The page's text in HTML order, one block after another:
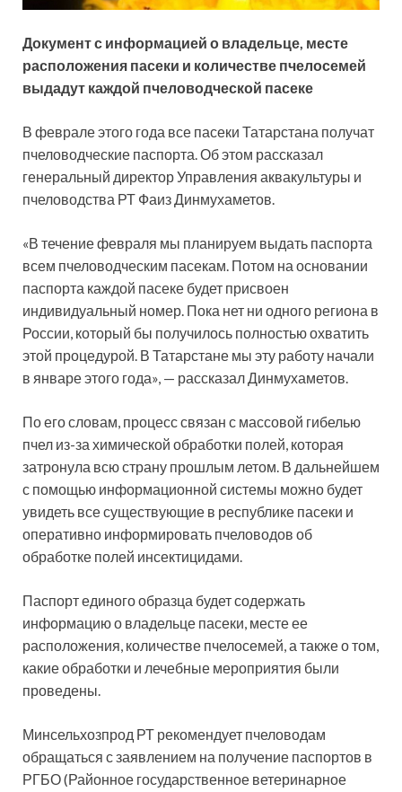
Документ с информацией о владельце, месте
расположения пасеки и количестве пчелосемей
выдадут каждой пчеловодческой пасеке
В феврале этого года все пасеки Татарстана получат
пчеловодческие паспорта. Об этом рассказал
генеральный директор Управления аквакультуры и
пчеловодства РТ Фаиз Динмухаметов.
«В течение февраля мы планируем выдать паспорта
всем пчеловодческим пасекам. Потом на основании
паспорта каждой пасеке будет присвоен
индивидуальный номер. Пока нет ни одного региона в
России, который бы получилось полностью охватить
этой процедурой. В Татарстане мы эту работу начали
в январе этого года», — рассказал Динмухаметов.
По его словам, процесс связан с массовой гибелью
пчел из-за химической обработки полей, которая
затронула всю страну прошлым летом. В дальнейшем
с помощью информационной системы можно будет
увидеть все существующие в республике пасеки и
оперативно информировать пчеловодов об
обработке полей инсектицидами.
Паспорт единого образца будет содержать
информацию о владельце пасеки, месте ее
расположения, количестве пчелосемей, а также о том,
какие обработки и лечебные мероприятия были
проведены.
Минсельхозпрод РТ рекомендует пчеловодам
обращаться с заявлением на получение паспортов в
РГБО (Районное государственное ветеринарное